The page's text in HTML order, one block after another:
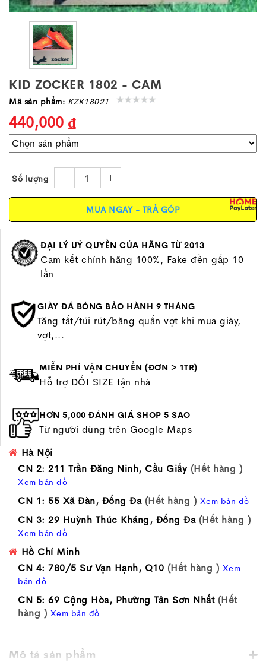
KID ZOCKER 1802 - CAM
Mã sản phẩm: KZK18021
440,000 ₫
Số lượng 1
MUA NGAY - TRẢ GÓP
ĐẠI LÝ UỶ QUYỀN CỦA HÃNG TỪ 2013
Cam kết chính hãng 100%, Fake đền gấp 10
lần
GIÀY ĐÁ BÓNG BẢO HÀNH 9 THÁNG
Tăng tất/túi rút/băng quấn vợt khi mua giày,
vợt,...
MIỄN PHÍ VẬN CHUYỂN (ĐƠN > 1TR)
Hỗ trợ ĐỔI SIZE tận nhà
HƠN 5,000 ĐÁNH GIÁ SHOP 5 SAO
Từ người dùng trên Google Maps
Hà Nội
CN 2: 211 Trần Đăng Ninh, Cầu Giấy (Hết hàng )
Xem bản đồ
CN 1: 55 Xã Đàn, Đống Đa (Hết hàng ) Xem bản đồ
CN 3: 29 Huỳnh Thúc Kháng, Đống Đa (Hết hàng )
Xem bản đồ
Hồ Chí Minh
CN 4: 780/5 Sư Vạn Hạnh, Q10 (Hết hàng ) Xem
bản đồ
CN 5: 69 Cộng Hòa, Phường Tân Sơn Nhất (Hết
hàng ) Xem bản đồ
Mô tả sản phẩm